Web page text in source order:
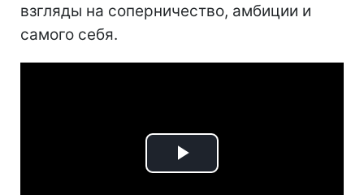
взгляды на соперничество, амбиции и
самого себя.
Play